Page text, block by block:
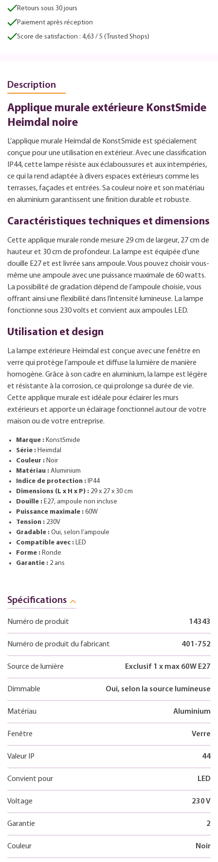
Retours sous 30 jours
Paiement après réception
Score de satisfaction : 4,63 / 5 (Trusted Shops)
Description
Applique murale extérieure KonstSmide
Heimdal noire
L’applique murale Heimdal de KonstSmide est spécialement
conçue pour une utilisation en extérieur. Avec une classification
IP44, cette lampe résiste aux éclaboussures et aux intempéries,
ce qui la rend adaptée à divers espaces extérieurs comme les
terrasses, façades et entrées. Sa couleur noire et son matériau
en aluminium garantissent une finition durable et robuste.
Caractéristiques techniques et dimensions
Cette applique murale ronde mesure 29 cm de largeur, 27 cm de
hauteur et 30 cm de profondeur. La lampe est équipée d’une
douille E27 et est livrée sans ampoule. Vous pouvez choisir vous-
même une ampoule avec une puissance maximale de 60 watts.
La possibilité de gradation dépend de l’ampoule choisie, vous
offrant ainsi une flexibilité dans l’intensité lumineuse. La lampe
fonctionne sous 230 volts et convient aux ampoules LED.
Utilisation et design
La lampe extérieure Heimdal est conçue avec une fenêtre en
verre qui protège l’ampoule et diffuse la lumière de manière
homogène. Grâce à son cadre en aluminium, la lampe est légère
et résistante à la corrosion, ce qui prolonge sa durée de vie.
Cette applique murale est idéale pour éclairer les murs
extérieurs et apporte un éclairage fonctionnel autour de votre
maison ou de votre entreprise.
Marque : KonstSmide
Série : Heimdal
Couleur : Noir
Matériau : Aluminium
Indice de protection : IP44
Dimensions (L x H x P) : 29 x 27 x 30 cm
Douille : E27, ampoule non incluse
Puissance maximale : 60W
Tension : 230V
Gradable : Oui, selon l’ampoule
Compatible avec : LED
Forme : Ronde
Garantie : 2 ans
Spécifications
Numéro de produit 14343
Numéro de produit du fabricant 401-752
Source de lumière Exclusif 1 x max 60W E27
Dimmable Oui, selon la source lumineuse
Matériau Aluminium
Fenêtre Verre
Valeur IP 44
Convient pour LED
Voltage 230 V
Garantie 2
Couleur Noir